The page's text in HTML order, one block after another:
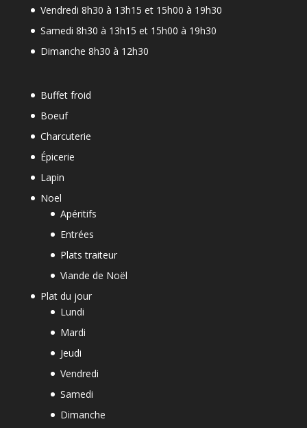
Vendredi 8h30 à 13h15 et 15h00 à 19h30
Samedi 8h30 à 13h15 et 15h00 à 19h30
Dimanche 8h30 à 12h30
Buffet froid
Boeuf
Charcuterie
Épicerie
Lapin
Noel
Apéritifs
Entrées
Plats traiteur
Viande de Noël
Plat du jour
Lundi
Mardi
Jeudi
Vendredi
Samedi
Dimanche